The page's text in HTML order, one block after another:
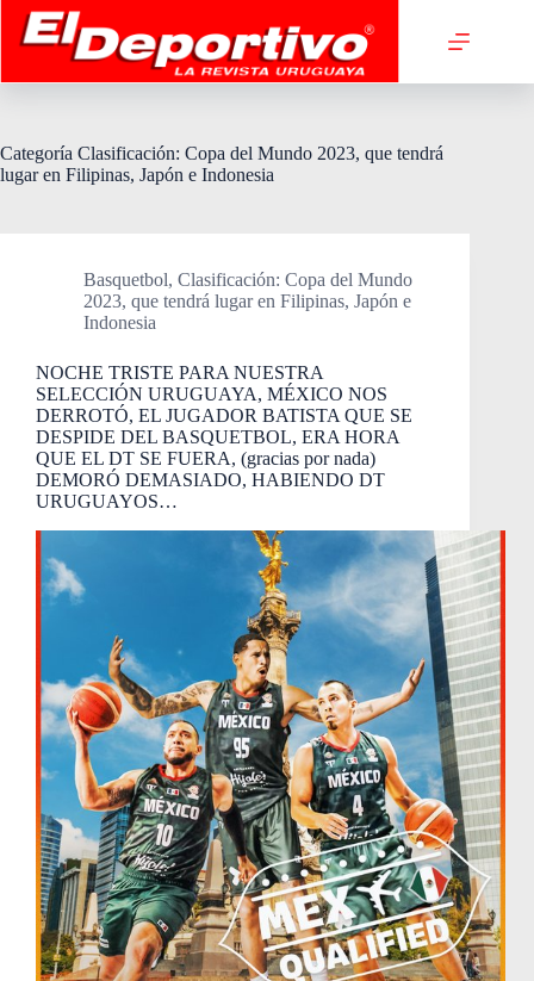
Saltar
contenido
Categoría Clasificación: Copa del Mundo 2023, que tendrá
lugar en Filipinas, Japón e Indonesia
Basquetbol, Clasificación: Copa del Mundo
2023, que tendrá lugar en Filipinas, Japón e
Indonesia
NOCHE TRISTE PARA NUESTRA
SELECCIÓN URUGUAYA, MÉXICO NOS
DERROTÓ, EL JUGADOR BATISTA QUE SE
DESPIDE DEL BASQUETBOL, ERA HORA
QUE EL DT SE FUERA, (gracias por nada)
DEMORÓ DEMASIADO, HABIENDO DT
URUGUAYOS…